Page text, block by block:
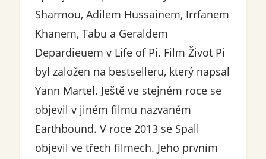
Sharmou, Adilem Hussainem, Irrfanem
Khanem, Tabu a Geraldem
Depardieuem v Life of Pi. Film Život Pi
byl založen na bestselleru, který napsal
Yann Martel. Ještě ve stejném roce se
objevil v jiném filmu nazvaném
Earthbound. V roce 2013 se Spall
objevil ve třech filmech. Jeho prvním